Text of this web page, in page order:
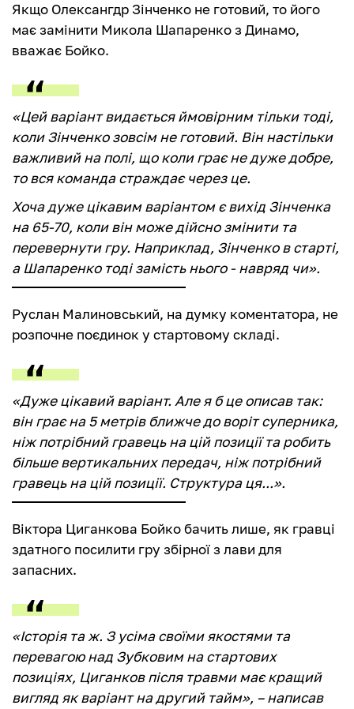
Якщо Олексангдр Зінченко не готовий, то його
має замінити Микола Шапаренко з Динамо,
вважає Бойко.
«Цей варіант видається ймовірним тільки тоді,
коли Зінченко зовсім не готовий. Він настільки
важливий на полі, що коли грає не дуже добре,
то вся команда страждає через це.
Хоча дуже цікавим варіантом є вихід Зінченка
на 65-70, коли він може дійсно змінити та
перевернути гру. Наприклад, Зінченко в старті,
а Шапаренко тоді замість нього - навряд чи».
Руслан Малиновський, на думку коментатора, не
розпочне поєдинок у стартовому складі.
«Дуже цікавий варіант. Але я б це описав так:
він грає на 5 метрів ближче до воріт суперника,
ніж потрібний гравець на цій позиції та робить
більше вертикальних передач, ніж потрібний
гравець на цій позиції. Структура ця...».
Віктора Циганкова Бойко бачить лише, як гравці
здатного посилити гру збірної з лави для
запасних.
«Історія та ж. З усіма своїми якостями та
перевагою над Зубковим на стартових
позиціях, Циганков після травми має кращий
вигляд як варіант на другий тайм», – написав